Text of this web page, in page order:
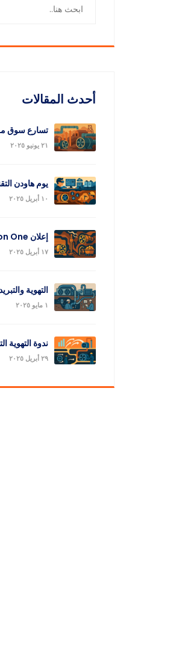
أحدث المقالات
٢١ يونيو ٢٠٢٥
١٠ أبريل ٢٠٢٥
١٧ أبريل ٢٠٢٥
١ مايو ٢٠٢٥
٢٩ أبريل ٢٠٢٥